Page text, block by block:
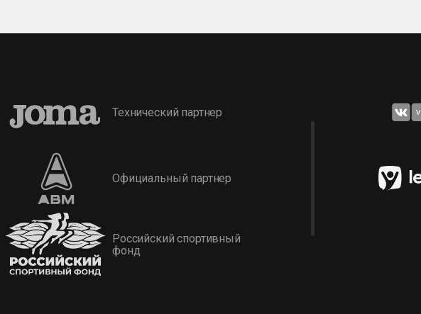
Технический партнер
Официальный партнер
Российский спортивный
фонд